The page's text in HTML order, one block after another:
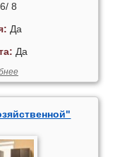
8
Да
Да